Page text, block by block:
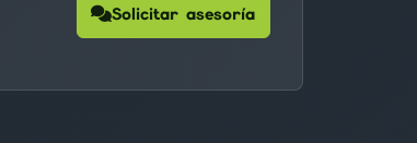
Solicitar asesoría